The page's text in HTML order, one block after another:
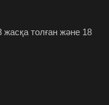
толған және 18